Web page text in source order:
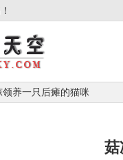
领养一只后瘫的猫咪
菇